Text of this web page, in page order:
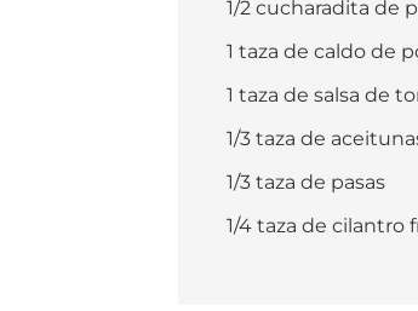
1/2 cucharadita de
1 taza de caldo de
1 taza de salsa de
1/3 taza de
1/3 taza de pasas
1/4 taza de cilantro